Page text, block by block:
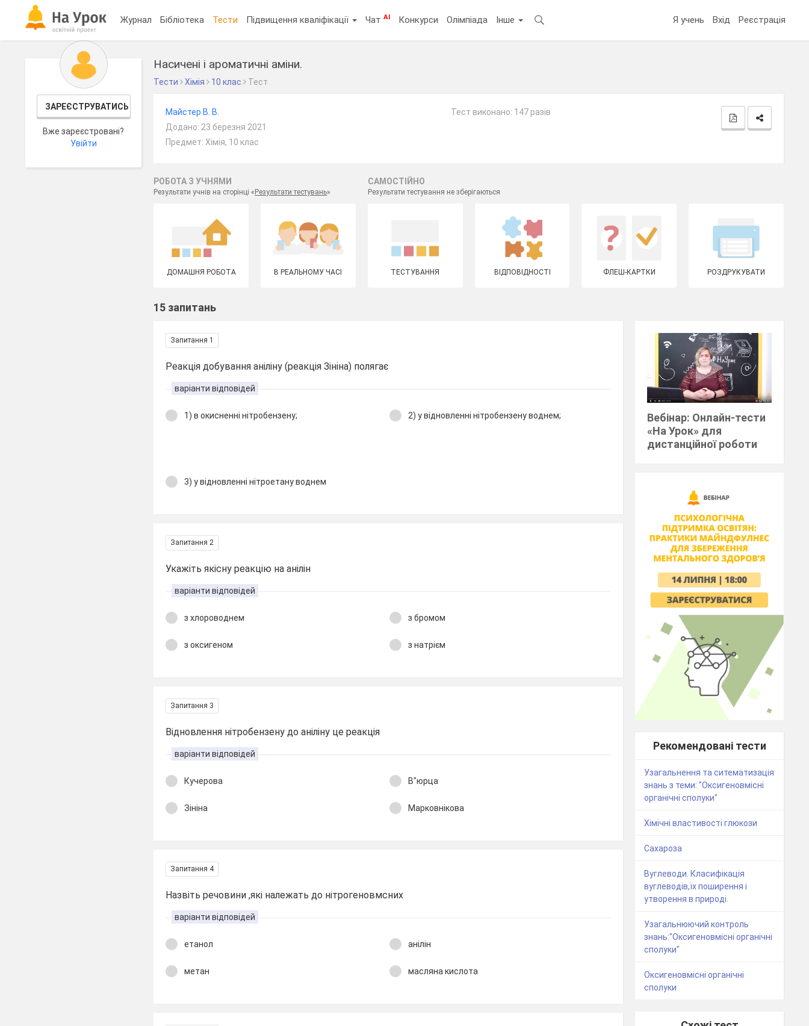
Журнал Бібліотека Тести Підвищення кваліфікації ЧатAI Конкурси Олімпіада Інше Я учень Вхід Реєстрація
ЗАРЕЄСТРУВАТИСЬ
Вже зареєстровані?
Увійти
Насичені і ароматичні аміни.
Тести Хімія 10 клас Тест
Майстер В. В.
Додано: 23 березня 2021
Предмет: Хімія, 10 клас
Тест виконано: 147 разів
РОБОТА З УЧНЯМИ
Результати учнів на сторінці « Результати тестувань»
САМОСТІЙНО
Результати тестування не зберігаються
ДОМАШНЯ РОБОТА В РЕАЛЬНОМУ ЧАСІ ТЕСТУВАННЯ ВІДПОВІДНОСТІ ФЛЕШ-КАРТКИ РОЗДРУКУВАТИ
15 запитань
Запитання 1
Реакція добування аніліну (реакція Зініна) полягає
варіанти відповідей
1) в окисненні нітробензену; 2) у відновленні нітробензену воднем;
3) у відновленні нітроетану воднем
Запитання 2
Укажіть якісну реакцію на анілін
варіанти відповідей
з хлороводнем з бромом
з оксигеном з натрієм
Запитання 3
Відновлення нітробензену до аніліну це реакція
варіанти відповідей
Кучерова В"юрца
Зініна Марковнікова
Запитання 4
Назвіть речовини ,які належать до нітрогеновмсних
варіанти відповідей
етанол анілін
метан масляна кислота
Вебінар: Онлайн-тести
«На Урок» для
дистанційної роботи
Рекомендовані тести
Узагальнення та ситематизація
знань з теми: "Оксигеновмісні
органічні сполуки"
Хімічні властивості глюкози
Сахароза
Вуглеводи. Класифікація
вуглеводів,їх поширення і
утворення в природі.
Узагальнюючий контроль
знань:"Оксигеновмісні органічні
сполуки"
Оксигеновмісні органічні
сполуки